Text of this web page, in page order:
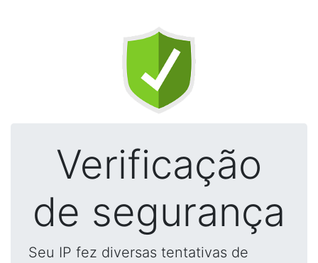
Verificação
de segurança
Seu IP fez diversas tentativas de